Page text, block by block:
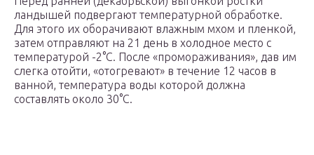
ландышей подвергают температурной обработке.
Для этого их оборачивают влажным мхом и пленкой,
затем отправляют на 21 день в холодное место с
температурой -2°C. После «промораживания», дав им
слегка отойти, «отогревают» в течение 12 часов в
ванной, температура воды которой должна
составлять около 30°C.